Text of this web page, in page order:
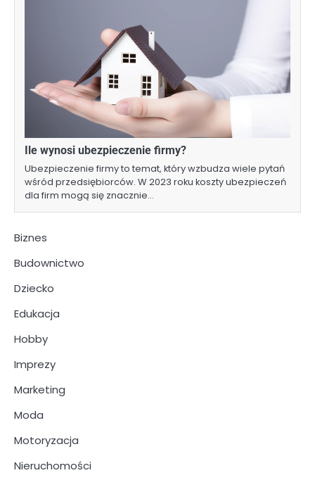
Ile wynosi ubezpieczenie firmy?
Ubezpieczenie firmy to temat, który wzbudza wiele pytań
wśród przedsiębiorców. W 2023 roku koszty ubezpieczeń
dla firm mogą się znacznie…
Biznes
Budownictwo
Dziecko
Edukacja
Hobby
Imprezy
Marketing
Moda
Motoryzacja
Nieruchomości